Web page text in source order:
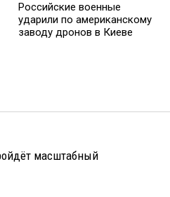
Российские военные
ударили по американскому
заводу дронов в Киеве
масштабный